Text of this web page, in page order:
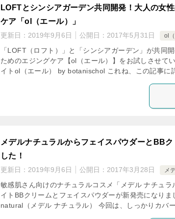
LOFTとシンシアガーデン共同開発！大人の女
ケア「ol（エール）」
更新日： 2019年9月6日 公開日： 2017年5月31日 ol（
「LOFT（ロフト）」と「シンシアガーデン」が共同
ためのエジングケア【ol（エール）】をお試しさせて
イトol（エール） by botanischol これね、この記事に
メデルナチュラルからフェイスパウダーとBB
した！
更新日： 2019年9月6日 公開日： 2017年3月28日 メ
敏感肌さん向けのナチュラルコスメ「メデル ナチュラ
イトBBクリームとフェイスパウダーが新発売になり
natural（メデル ナチュラル） 今回は、しっかりカバ